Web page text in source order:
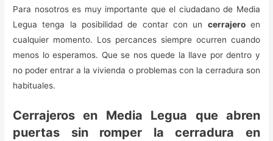
Para nosotros es muy importante que el ciudadano de Media
Legua tenga la posibilidad de contar con un cerrajeroen
cualquier momento. Los percances siempre ocurren cuando
menos lo esperamos. Que se nos quede la llave por dentro y
no poder entrar a la vivienda o problemas con la cerradura son
habituales.
Cerrajeros en Media Legua que abren
puertas sin romper la cerradura en